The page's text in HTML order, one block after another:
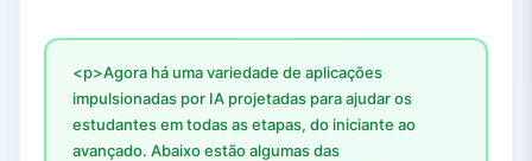
<p>Agora há uma variedade de aplicações
impulsionadas por IA projetadas para ajudar os
estudantes em todas as etapas, do iniciante ao
avançado. Abaixo estão algumas das